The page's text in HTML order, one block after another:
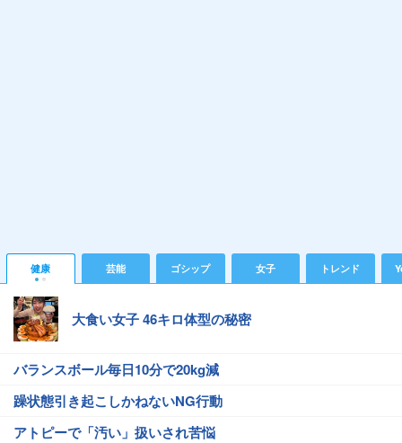
健康 芸能 ゴシップ 女子 トレンド
大食い女子 46キロ体型の秘密
バランスボール毎日10分で20kg減
躁状態引き起こしかねないNG行動
アトピーで「汚い」扱いされ苦悩